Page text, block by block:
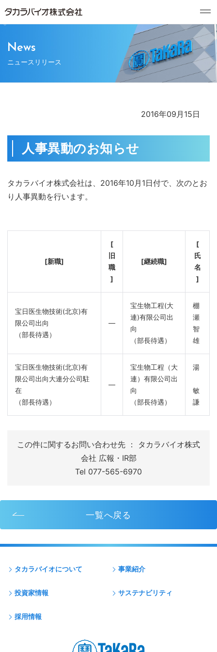
News
ニュースリリース
2016年09月15日
人事異動のお知らせ
タカラバイオ株式会社は、2016年10月1日付で、次のとお
り人事異動を行います。
[新職]
[
旧
職
]
[継続職]
[
氏
名
]
宝日医生物技術(北京)有
限公司出向
（部長待遇）
―
宝生物工程(大
連)有限公司出
向
（部長待遇）
棚
瀬
智
雄
宝日医生物技術(北京)有
限公司出向大連分公司駐
在
（部長待遇）
―
宝生物工程（大
連）有限公司出
向
（部長待遇）
湯
敏
謙
この件に関するお問い合わせ先 ： タカラバイオ株式
会社 広報・IR部
Tel 077-565-6970
一覧へ戻る
タカラバイオについて 事業紹介
投資家情報 サステナビリティ
採用情報